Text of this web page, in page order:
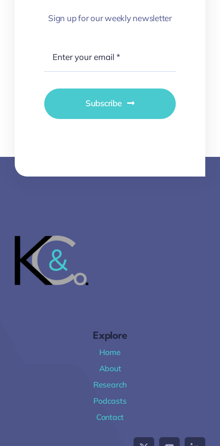
Sign up for our weekly newsletter
Subscribe
Explore
Home
About
Research
Podcasts
Contact